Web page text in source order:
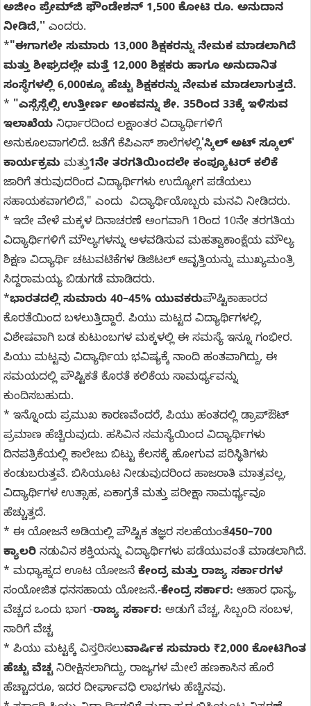
ಅಜೀಂ ಪ್ರೇಮ್‌ಜಿ ಫೌಂಡೇಶನ್‌ 1,500 ಕೋಟಿ ರೂ. ಅನುದಾನ
ನೀಡಿದೆ,'' ಎಂದರು.
*"ಈಗಾಗಲೇ ಸುಮಾರು 13,000 ಶಿಕ್ಷಕರನ್ನು ನೇಮಕ ಮಾಡಲಾಗಿದೆ
ಮತ್ತು ಶೀಘ್ರದಲ್ಲೇ ಮತ್ತೆ 12,000 ಶಿಕ್ಷಕರು ಹಾಗೂ ಅನುದಾನಿತ
ಸಂಸ್ಥೆಗಳಲ್ಲಿ 6,000ಕ್ಕೂ ಹೆಚ್ಚು ಶಿಕ್ಷಕರನ್ನು ನೇಮಕ ಮಾಡಲಾಗುತ್ತದೆ.
* "ಎಸ್ಸೆಸ್ಸೆಲ್ಸಿ ಉತ್ತೀರ್ಣ ಅಂಕವನ್ನು ಶೇ. 35ರಿಂದ 33ಕ್ಕೆ ಇಳಿಸುವ
ಇಲಾಖೆಯ ನಿರ್ಧಾರದಿಂದ ಲಕ್ಷಾಂತರ ವಿದ್ಯಾರ್ಥಿಗಳಿಗೆ
ಅನುಕೂಲವಾಗಲಿದೆ. ಜತೆಗೆ ಕೆಪಿಎಸ್‌ ಶಾಲೆಗಳಲ್ಲಿ'ಸ್ಕಿಲ್‌ ಅಟ್‌ ಸ್ಕೂಲ್‌'
ಕಾರ್ಯಕ್ರಮ ಮತ್ತು1ನೇ ತರಗತಿಯಿಂದಲೇ ಕಂಪ್ಯೂಟರ್‌ ಕಲಿಕೆ
ಜಾರಿಗೆ ತರುವುದರಿಂದ ವಿದ್ಯಾರ್ಥಿಗಳು ಉದ್ಯೋಗ ಪಡೆಯಲು
ಸಹಾಯಕವಾಗಲಿದೆ," ಎಂದು ವಿದ್ಯಾರ್ಥಿಯೊಬ್ಬರು ಮನವಿ ನೀಡಿದರು.
* ಇದೇ ವೇಳೆ ಮಕ್ಕಳ ದಿನಾಚರಣೆ ಅಂಗವಾಗಿ 1ರಿಂದ 10ನೇ ತರಗತಿಯ
ವಿದ್ಯಾರ್ಥಿಗಳಿಗೆ ಮೌಲ್ಯಗಳನ್ನು ಅಳವಡಿಸುವ ಮಹತ್ವಾಕಾಂಕ್ಷೆಯ ಮೌಲ್ಯ
ಶಿಕ್ಷಣ ವಿದ್ಯಾರ್ಥಿ ಚಟುವಟಿಕೆಗಳ ಡಿಜಿಟಲ್‌ ಆವೃತ್ತಿಯನ್ನು ಮುಖ್ಯಮಂತ್ರಿ
ಸಿದ್ದರಾಮಯ್ಯ ಬಿಡುಗಡೆ ಮಾಡಿದರು.
*ಭಾರತದಲ್ಲಿ ಸುಮಾರು 40–45% ಯುವಕರುಪೌಷ್ಟಿಕಾಹಾರದ
ಕೊರತೆಯಿಂದ ಬಳಲುತ್ತಿದ್ದಾರೆ. ಪಿಯು ಮಟ್ಟದ ವಿದ್ಯಾರ್ಥಿಗಳಲ್ಲಿ,
ವಿಶೇಷವಾಗಿ ಬಡ ಕುಟುಂಬಗಳ ಮಕ್ಕಳಲ್ಲಿ ಈ ಸಮಸ್ಯೆ ಇನ್ನೂ ಗಂಭೀರ.
ಪಿಯು ಮಟ್ಟವು ವಿದ್ಯಾರ್ಥಿಯ ಭವಿಷ್ಯಕ್ಕೆ ನಾಂದಿ ಹಂತವಾಗಿದ್ದು, ಈ
ಸಮಯದಲ್ಲಿ ಪೌಷ್ಟಿಕತೆ ಕೊರತೆ ಕಲಿಕೆಯ ಸಾಮರ್ಥ್ಯವನ್ನು
ಕುಂದಿಸಬಹುದು.
* ಇನ್ನೊಂದು ಪ್ರಮುಖ ಕಾರಣವೆಂದರೆ, ಪಿಯು ಹಂತದಲ್ಲಿ ಡ್ರಾಪ್‌ಔಟ್
ಪ್ರಮಾಣ ಹೆಚ್ಚಿರುವುದು. ಹಸಿವಿನ ಸಮಸ್ಯೆಯಿಂದ ವಿದ್ಯಾರ್ಥಿಗಳು
ದಿನಪತ್ರಿಕೆಯಲ್ಲಿ ಕಾಲೇಜು ಬಿಟ್ಟು ಕೆಲಸಕ್ಕೆ ಹೋಗುವ ಪರಿಸ್ಥಿತಿಗಳು
ಕಂಡುಬರುತ್ತವೆ. ಬಿಸಿಯೂಟ ನೀಡುವುದರಿಂದ ಹಾಜರಾತಿ ಮಾತ್ರವಲ್ಲ,
ವಿದ್ಯಾರ್ಥಿಗಳ ಉತ್ಸಾಹ, ಏಕಾಗ್ರತೆ ಮತ್ತು ಪರೀಕ್ಷಾ ಸಾಮರ್ಥ್ಯವೂ
ಹೆಚ್ಚುತ್ತದೆ.
* ಈ ಯೋಜನೆ ಅಡಿಯಲ್ಲಿ ಪೌಷ್ಟಿಕ ತಜ್ಞರ ಸಲಹೆಯಂತೆ450–700
ಕ್ಯಾಲರಿ ನಡುವಿನ ಶಕ್ತಿಯನ್ನು ವಿದ್ಯಾರ್ಥಿಗಳು ಪಡೆಯುವಂತೆ ಮಾಡಲಾಗಿದೆ.
* ಮಧ್ಯಾಹ್ನದ ಊಟ ಯೋಜನೆ ಕೇಂದ್ರ ಮತ್ತು ರಾಜ್ಯ ಸರ್ಕಾರಗಳ
ಸಂಯೋಜಿತ ಧನಸಹಾಯ ಯೋಜನೆ.-ಕೇಂದ್ರ ಸರ್ಕಾರ: ಆಹಾರ ಧಾನ್ಯ,
ವೆಚ್ಚದ ಒಂದು ಭಾಗ -ರಾಜ್ಯ ಸರ್ಕಾರ: ಅಡುಗೆ ವೆಚ್ಚ, ಸಿಬ್ಬಂದಿ ಸಂಬಳ,
ಸಾರಿಗೆ ವೆಚ್ಚ
* ಪಿಯು ಮಟ್ಟಕ್ಕೆ ವಿಸ್ತರಿಸಲುವಾರ್ಷಿಕ ಸುಮಾರು ₹2,000 ಕೋಟಿಗಿಂತ
ಹೆಚ್ಚು ವೆಚ್ಚನಿರೀಕ್ಷಿಸಲಾಗಿದ್ದು, ರಾಜ್ಯಗಳ ಮೇಲೆ ಹಣಕಾಸಿನ ಹೊರೆ
ಹೆಚ್ಚಾದರೂ, ಇದರ ದೀರ್ಘಾವಧಿ ಲಾಭಗಳು ಹೆಚ್ಚಿನವು.